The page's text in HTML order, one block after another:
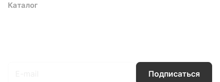
Каталог
Подписаться